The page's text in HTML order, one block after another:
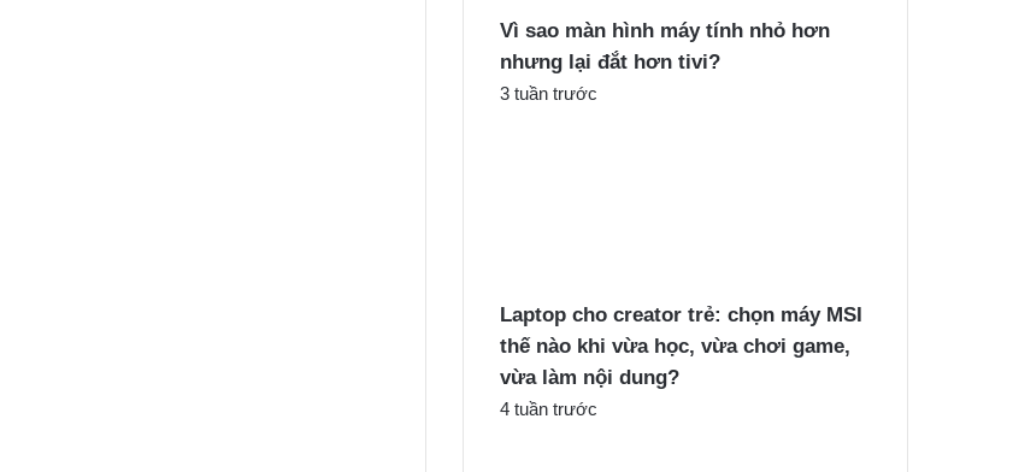
Vì sao màn hình máy tính nhỏ hơn
nhưng lại đắt hơn tivi?
3 tuần trước
Laptop cho creator trẻ: chọn máy MSI
thế nào khi vừa học, vừa chơi game,
vừa làm nội dung?
4 tuần trước